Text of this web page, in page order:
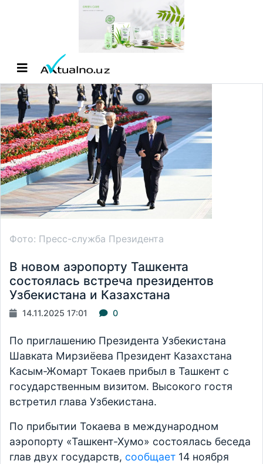
Фото: Пресс-служба Президента
В новом аэропорту Ташкента
состоялась встреча президентов
Узбекистана и Казахстана
14.11.2025 17:01 0
По приглашению Президента Узбекистана
Шавката Мирзиёева Президент Казахстана
Касым-Жомарт Токаев прибыл в Ташкент с
государственным визитом. Высокого гостя
встретил глава Узбекистана.
По прибытии Токаева в международном
аэропорту «Ташкент-Хумо» состоялась беседа
глав двух государств, сообщает 14 ноября